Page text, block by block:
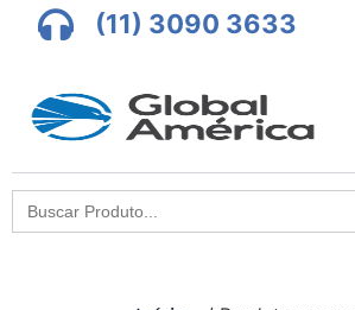
(11) 3090 3633
Search
for: